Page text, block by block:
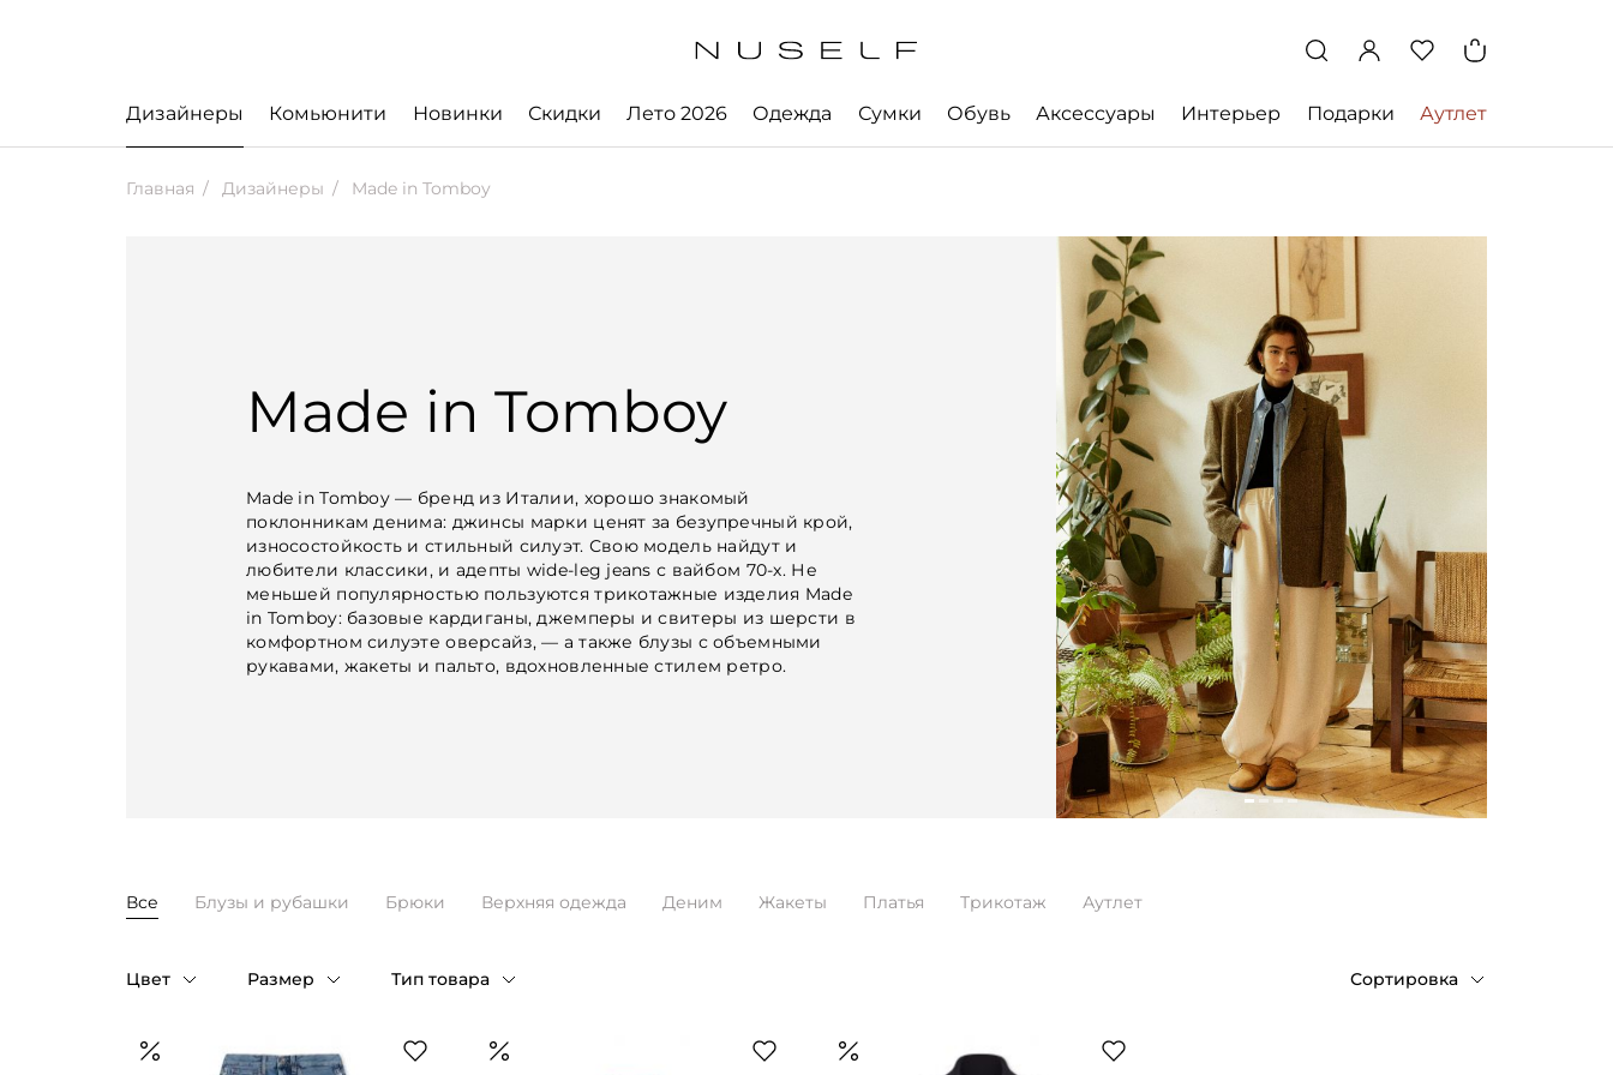
Дизайнеры Комьюнити Новинки Скидки Лето 2026 Одежда Сумки Обувь Аксессуары Интерьер Подарки Аутлет
Главная Дизайнеры Made in Tomboy
Made in Tomboy
Made in Tomboy — бренд из Италии, хорошо знакомый
поклонникам денима: джинсы марки ценят за безупречный крой,
износостойкость и стильный силуэт. Свою модель найдут и
любители классики, и адепты wide-leg jeans с вайбом 70-х. Не
меньшей популярностью пользуются трикотажные изделия Made
in Tomboy: базовые кардиганы, джемперы и свитеры из шерсти в
комфортном силуэте оверсайз, — а также блузы с объемными
рукавами, жакеты и пальто, вдохновленные стилем ретро.
Все Блузы и рубашки Брюки Верхняя одежда Деним Жакеты Платья Трикотаж Аутлет
Цвет
Размер
Тип товара
Блузы и рубашки
Сортировка